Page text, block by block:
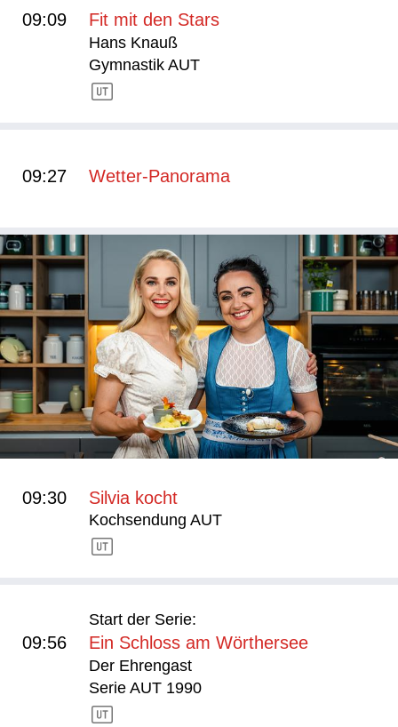
09:09 Fit mit den Stars
Hans Knauß
Gymnastik AUT
09:27 Wetter-Panorama
09:30 Silvia kocht
Kochsendung AUT
Start der Serie:
09:56 Ein Schloss am Wörthersee
Der Ehrengast
Serie AUT 1990